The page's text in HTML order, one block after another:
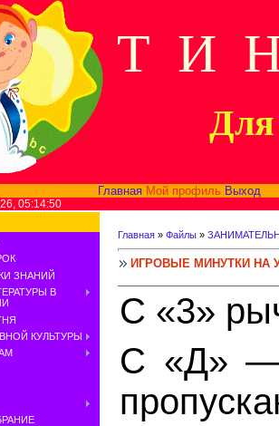
Т И
Для
Главная Мой профиль Выход
05:14:50
ЗНАНИЙ
В
КУЛЬТУРЫ
Главная » Файлы »
ИГРОВЫЕ МИНУТКИ НА
С «3»
С «Д» —